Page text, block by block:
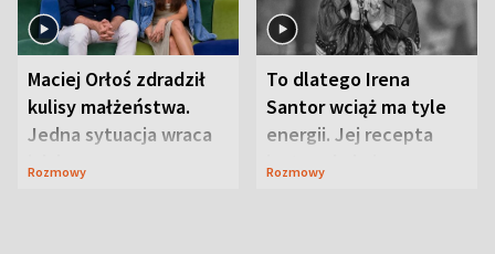
Maciej Orłoś zdradził
kulisy małżeństwa.
Jedna sytuacja wraca
jak bumerang
Rozmowy
To dlatego Irena
Santor wciąż ma tyle
energii. Jej recepta
jest zaskakująco
Rozmowy